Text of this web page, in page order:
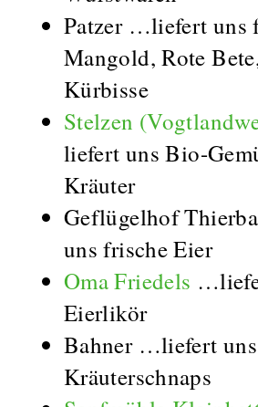
Patzer …liefert uns
Mangold, Rote
Kürbisse
Stelzen
liefert uns Bio-
Kräuter
Geflügelhof
uns frische Eier
Oma Friedels
Eierlikör
Bahner …liefert uns
Kräuterschnaps